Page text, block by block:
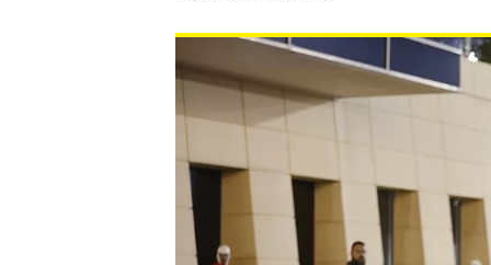
WEC FÓRMULA E